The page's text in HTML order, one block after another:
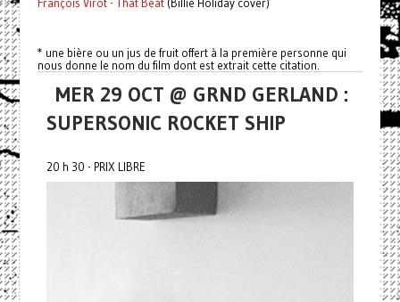
* une bière ou un jus de fruit offert à la première personne qui
nous donne le nom du film dont est extrait cette citation.
MER 29 OCT @ GRND GERLAND :
SUPERSONIC ROCKET SHIP
20 h 30 - PRIX LIBRE